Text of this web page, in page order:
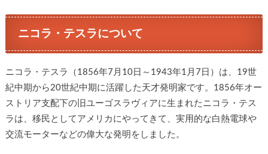
ニコラ・テスラについて
ニコラ・テスラ（1856年7月10日～1943年1月7日）は、19世
紀中期から20世紀中期に活躍した天才発明家です。1856年オー
ストリア支配下の旧ユーゴスラヴィアに生まれたニコラ・テス
ラは、移民としてアメリカにやってきて、実用的な白熱電球や
交流モーターなどの偉大な発明をしました。